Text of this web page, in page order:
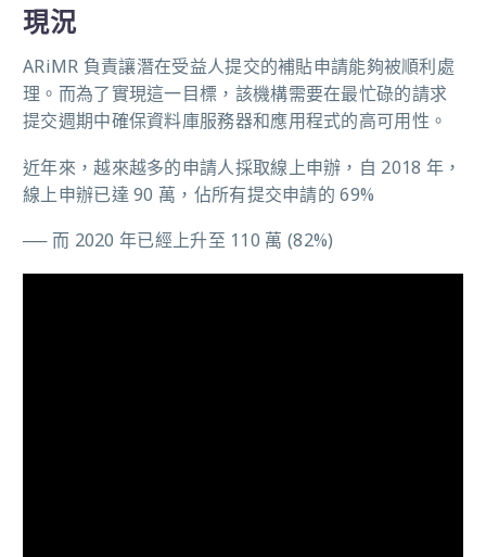
現況
ARiMR 負責讓潛在受益人提交的補貼申請能夠被順利處
理。而為了實現這一目標，該機構需要在最忙碌的請求
提交週期中確保資料庫服務器和應用程式的高可用性。
近年來，越來越多的申請人採取線上申辦，自 2018 年，
線上申辦已達 90 萬，佔所有提交申請的 69%
── 而 2020 年已經上升至 110 萬 (82%)